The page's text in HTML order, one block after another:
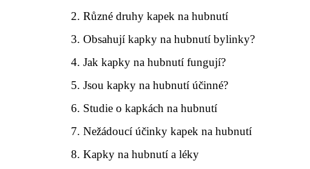
Různé druhy kapek na hubnutí
Obsahují kapky na hubnutí bylinky?
Jak kapky na hubnutí fungují?
Jsou kapky na hubnutí účinné?
Studie o kapkách na hubnutí
Nežádoucí účinky kapek na hubnutí
Kapky na hubnutí a léky